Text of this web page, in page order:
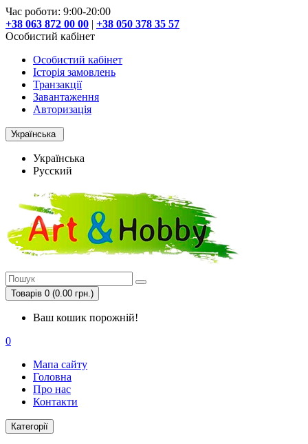
Час роботи: 9:00-20:00
+38 063 872 00 00 | +38 050 378 35 57
Особистий кабінет
Особистий кабінет
Історія замовлень
Транзакції
Завантаження
Авторизація
Українська
Українська
Русский
Товарів 0 (0.00 грн.)
Ваш кошик порожній!
0
Мапа сайту
Головна
Про нас
Контакти
Категорії